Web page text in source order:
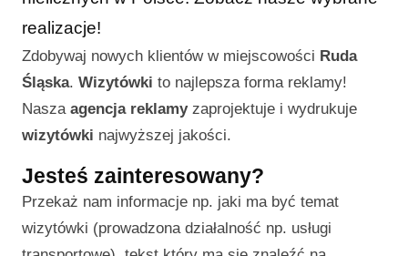
realizacje!
Zdobywaj nowych klientów w miejscowości Ruda
Śląska. Wizytówki to najlepsza forma reklamy!
Nasza agencja reklamyzaprojektuje i wydrukuje
wizytówki najwyższej jakości.
Jesteś zainteresowany?
Przekaż nam informacje np. jaki ma być temat
wizytówki (prowadzona działalność np. usługi